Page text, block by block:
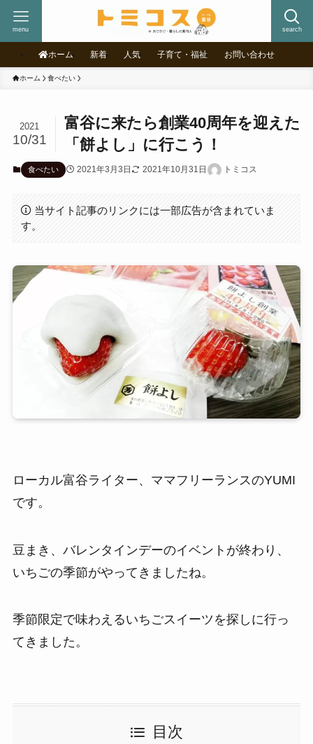
search
menu
ホーム 新着 人気 子育て・福祉 お問い合わせ
ホーム 食べたい
富谷に来たら創業40周年を迎えた
「餅よし」に行こう！
2021
10/31
食べたい 2021年3月3日 2021年10月31日 トミコス
当サイト記事のリンクには一部広告が含まれていま
す。
ローカル富谷ライター、ママフリーランスのYUMI
です。
豆まき、バレンタインデーのイベントが終わり、
いちごの季節がやってきましたね。
季節限定で味わえるいちごスイーツを探しに行っ
てきました。
目次